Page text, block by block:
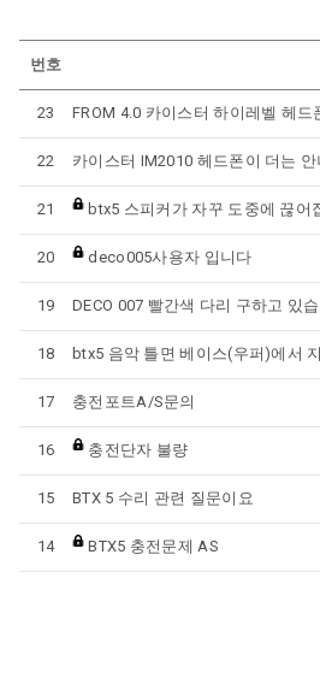
번호
23 FROM 4.0 카이스터 하이레벨 헤드
22 카이스터 IM2010 헤드폰이 더는
21 btx5 스피커가 자꾸 도중에 끊어
20 deco005사용자 입니다
19 DECO 007 빨간색 다리 구하고 있
18 btx5 음악 틀면 베이스(우퍼)에서
17 충전포트A/S문의
16 충전단자 불량
15 BTX 5 수리 관련 질문이요
14 BTX5 충전문제 AS